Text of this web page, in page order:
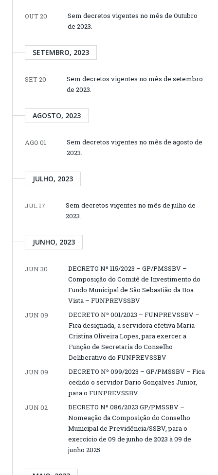
OUT 20
Sem decretos vigentes no mês de Outubro
de 2023.
SETEMBRO, 2023
SET 20
Sem decretos vigentes no mês de setembro
de 2023.
AGOSTO, 2023
AGO 01
Sem decretos vigentes no mês de agosto de
2023.
JULHO, 2023
JUL 17
Sem decretos vigentes no mês de julho de
2023.
JUNHO, 2023
JUN 30
DECRETO Nº 115/2023 – GP/PMSSBV –
Composição do Comitê de Investimento do
Fundo Municipal de São Sebastião da Boa
Vista – FUNPREVSSBV
JUN 09
DECRETO Nº 001/2023 – FUNPREVSSBV –
Fica designada, a servidora efetiva Maria
Cristina Oliveira Lopes, para exercer a
Função de Secretaria do Conselho
Deliberativo do FUNPREVSSBV
JUN 09
DECRETO Nº 099/2023 – GP/PMSSBV – Fica
cedido o servidor Dario Gonçalves Junior,
para o FUNPREVSSBV
JUN 02
DECRETO Nº 086/2023 GP/PMSSBV –
Nomeação da Composição do Conselho
Municipal de Previdência/SSBV, para o
exercício de 09 de junho de 2023 à 09 de
junho 2025